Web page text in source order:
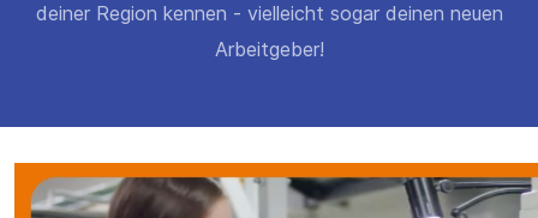
deiner Region kennen - vielleicht sogar deinen neuen
Arbeitgeber!